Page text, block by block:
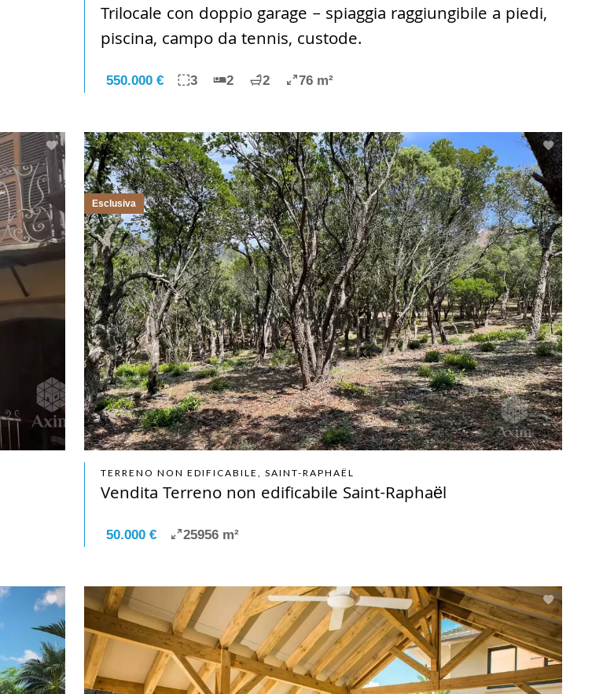
Trilocale con doppio garage – spiaggia raggiungibile a piedi,
piscina, campo da tennis, custode.
550.000 € 3 2 2 76 m²
TERRENO NON EDIFICABILE, SAINT-RAPHAËL
Vendita Terreno non edificabile Saint-Raphaël
50.000 € 25956 m²
Esclusiva